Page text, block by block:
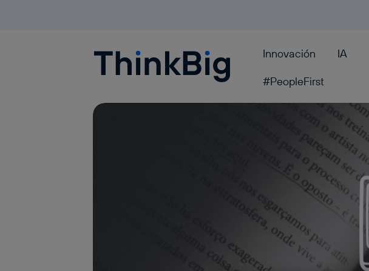
Blogthinkbig.com Innovación IA
#PeopleFirst